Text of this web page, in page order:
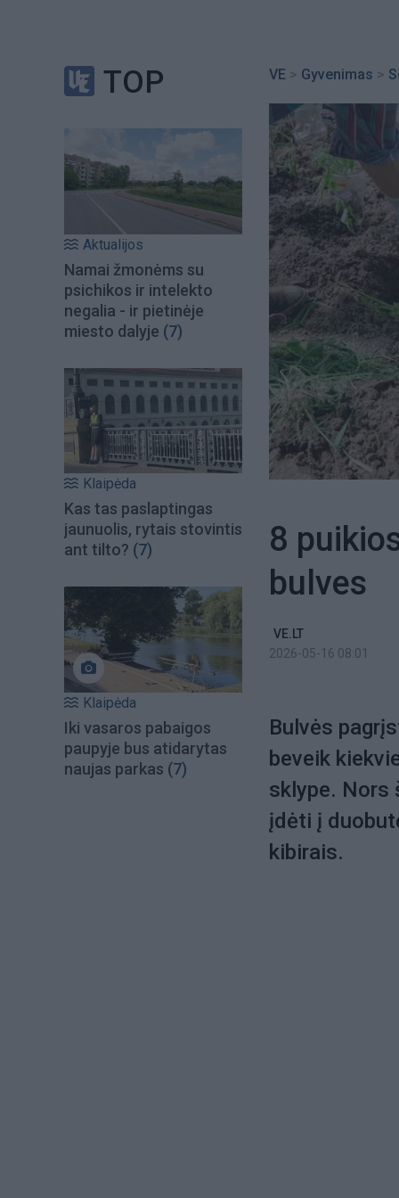
TOP
Aktualijos
Namai žmonėms su
psichikos ir intelekto
negalia - ir pietinėje
miesto dalyje (7)
Klaipėda
Kas tas paslaptingas
jaunuolis, rytais stovintis
ant tilto? (7)
Klaipėda
Iki vasaros pabaigos
paupyje bus atidarytas
naujas parkas (7)
VE > Gyvenimas >
8
bulves
VE.LT
2026-05-16 08:01
Bulvės
beveik
sklype. Nors
įdėti į
kibirais.